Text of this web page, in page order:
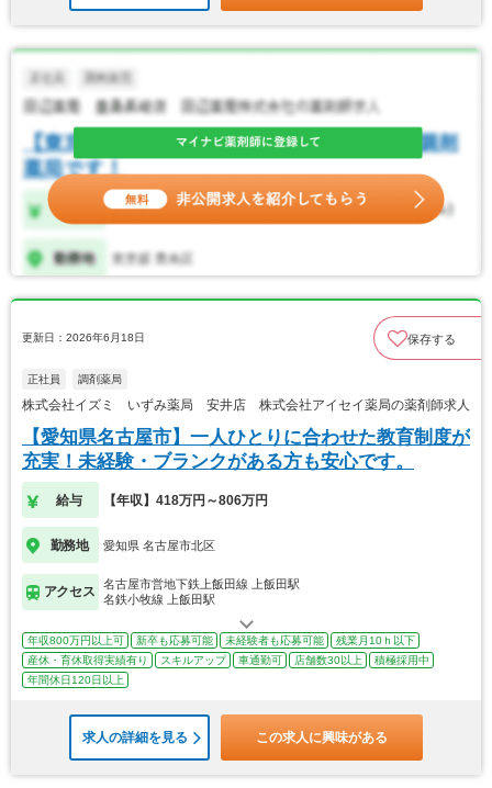
更新日：2026年6月18日 保存する
正社員 調剤薬局
株式会社イズミ いずみ薬局 安井店 株式会社アイセイ薬局の薬剤師求人
【愛知県名古屋市】一人ひとりに合わせた教育制度が
充実！未経験・ブランクがある方も安心です。
給与 【年収】418万円～806万円
勤務地 愛知県 名古屋市北区
アクセス
名古屋市営地下鉄上飯田線 上飯田駅
名鉄小牧線 上飯田駅
年収800万円以上可 新卒も応募可能 未経験者も応募可能
残業月10ｈ以下
産休・育休取得実績有り
スキルアップ 車通勤可 店舗数30以上
積極採用中
年間休日120日以上
求人の詳細を見る この求人に興味がある